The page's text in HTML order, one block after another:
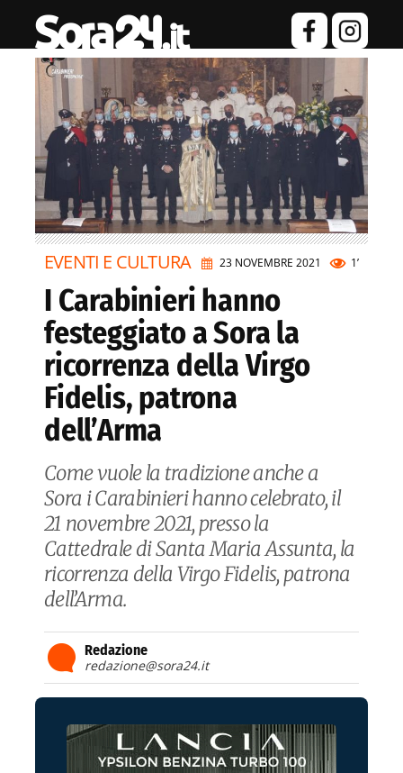
23 NOVEMBRE 2021 1’
EVENTI E CULTURA
I Carabinieri hanno
festeggiato a Sora la
ricorrenza della Virgo
Fidelis, patrona
dell’Arma
Come vuole la tradizione anche a
Sora i Carabinieri hanno celebrato, il
21 novembre 2021, presso la
Cattedrale di Santa Maria Assunta, la
ricorrenza della Virgo Fidelis, patrona
dell’Arma.
Redazione
redazione@sora24.it